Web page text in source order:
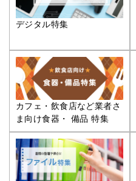
デジタル特集
カフェ・飲食店など業者さ
ま向け食器・ 備品 特集